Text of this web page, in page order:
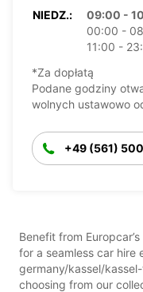
NIEDZ.:
09:00 -
00:00 -
11:00 -
*Za dopłatą
Podane godziny
wolnych ustawowo
+49 (561)
Benefit from
for a seamless car hire
germany/kassel/
choosing from our